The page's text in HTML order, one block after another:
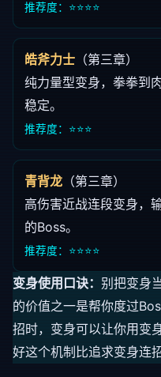
推荐度：⭐⭐⭐⭐
皓斧力士 （第三章）
纯力量型变身，拳拳到
稳定。
推荐度：⭐⭐⭐
青背龙 （第三章）
高伤害近战连段变身，
的Boss。
推荐度：⭐⭐⭐⭐
变身使用口诀： 别把变身
的价值之一是帮你度过
招时，变身可以让你用变
好这个机制比追求变身连